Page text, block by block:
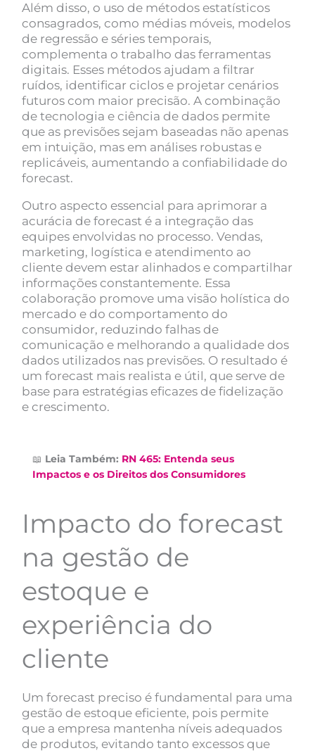
Além disso, o uso de métodos estatísticos
consagrados, como médias móveis, modelos
de regressão e séries temporais,
complementa o trabalho das ferramentas
digitais. Esses métodos ajudam a filtrar
ruídos, identificar ciclos e projetar cenários
futuros com maior precisão. A combinação
de tecnologia e ciência de dados permite
que as previsões sejam baseadas não apenas
em intuição, mas em análises robustas e
replicáveis, aumentando a confiabilidade do
forecast.
Outro aspecto essencial para aprimorar a
acurácia de forecast é a integração das
equipes envolvidas no processo. Vendas,
marketing, logística e atendimento ao
cliente devem estar alinhados e compartilhar
informações constantemente. Essa
colaboração promove uma visão holística do
mercado e do comportamento do
consumidor, reduzindo falhas de
comunicação e melhorando a qualidade dos
dados utilizados nas previsões. O resultado é
um forecast mais realista e útil, que serve de
base para estratégias eficazes de fidelização
e crescimento.
📖 Leia Também: RN 465: Entenda seus
Impactos e os Direitos dos Consumidores
Impacto do forecast
na gestão de
estoque e
experiência do
cliente
Um forecast preciso é fundamental para uma
gestão de estoque eficiente, pois permite
que a empresa mantenha níveis adequados
de produtos, evitando tanto excessos que